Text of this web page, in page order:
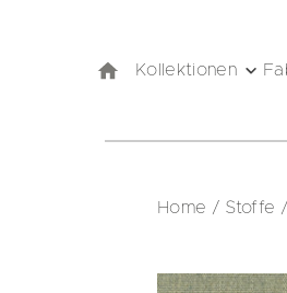
Kollektionen
Home / Stoffe /